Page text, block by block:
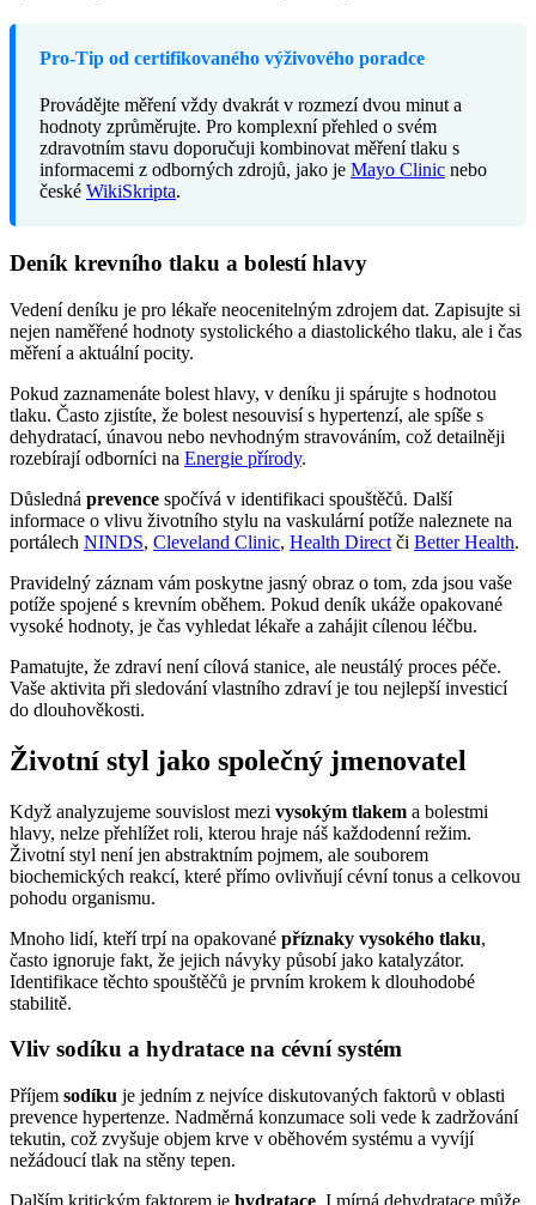
Pro-Tip od certifikovaného výživového poradce
Provádějte měření vždy dvakrát v rozmezí dvou minut a
hodnoty zprůměrujte. Pro komplexní přehled o svém
zdravotním stavu doporučuji kombinovat měření tlaku s
informacemi z odborných zdrojů, jako je Mayo Clinic nebo
české WikiSkripta.
Deník krevního tlaku a bolestí hlavy
Vedení deníku je pro lékaře neocenitelným zdrojem dat. Zapisujte si
nejen naměřené hodnoty systolického a diastolického tlaku, ale i čas
měření a aktuální pocity.
Pokud zaznamenáte bolest hlavy, v deníku ji spárujte s hodnotou
tlaku. Často zjistíte, že bolest nesouvisí s hypertenzí, ale spíše s
dehydratací, únavou nebo nevhodným stravováním, což detailněji
rozebírají odborníci na Energie přírody.
Důsledná prevence spočívá v identifikaci spouštěčů. Další
informace o vlivu životního stylu na vaskulární potíže naleznete na
portálech NINDS, Cleveland Clinic, Health Direct či Better Health.
Pravidelný záznam vám poskytne jasný obraz o tom, zda jsou vaše
potíže spojené s krevním oběhem. Pokud deník ukáže opakované
vysoké hodnoty, je čas vyhledat lékaře a zahájit cílenou léčbu.
Pamatujte, že zdraví není cílová stanice, ale neustálý proces péče.
Vaše aktivita při sledování vlastního zdraví je tou nejlepší investicí
do dlouhověkosti.
Životní styl jako společný jmenovatel
Když analyzujeme souvislost mezi vysokým tlakem a bolestmi
hlavy, nelze přehlížet roli, kterou hraje náš každodenní režim.
Životní styl není jen abstraktním pojmem, ale souborem
biochemických reakcí, které přímo ovlivňují cévní tonus a celkovou
pohodu organismu.
Mnoho lidí, kteří trpí na opakované příznaky vysokého tlaku,
často ignoruje fakt, že jejich návyky působí jako katalyzátor.
Identifikace těchto spouštěčů je prvním krokem k dlouhodobé
stabilitě.
Vliv sodíku a hydratace na cévní systém
Příjem sodíku je jedním z nejvíce diskutovaných faktorů v oblasti
prevence hypertenze. Nadměrná konzumace soli vede k zadržování
tekutin, což zvyšuje objem krve v oběhovém systému a vyvíjí
nežádoucí tlak na stěny tepen.
Dalším kritickým faktorem je hydratace . I mírná dehydratace může